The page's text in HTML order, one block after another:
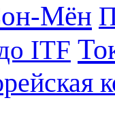
Мён
ITF